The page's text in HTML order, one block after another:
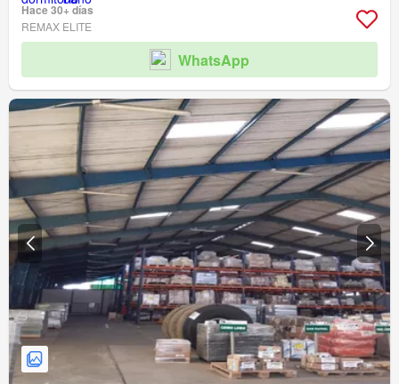
Hace 30+ días
REMAX ELITE
WhatsApp